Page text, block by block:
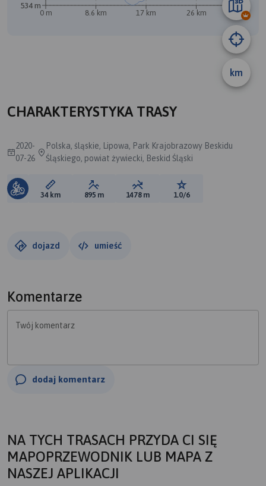
km
0 m 8.6 km 17 km 26 km 34 km
534 m
CHARAKTERYSTYKA TRASY
2020-
07-26
Polska, śląskie, Lipowa, Park Krajobrazowy Beskidu
Śląskiego, powiat żywiecki, Beskid Śląski
Długość trasy:
34 km Suma przewyższeń:
895 m Suma spadków:
1478 m Ocena trasy:
1.0/6
dojazd umieść
Komentarze
Twój komentarz
dodaj komentarz
NA TYCH TRASACH PRZYDA CI SIĘ
MAPOPRZEWODNIK LUB MAPA Z
NASZEJ APLIKACJI